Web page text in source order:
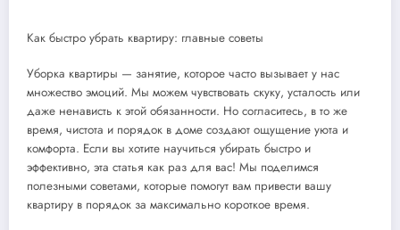
Как быстро убрать квартиру: главные советы
Уборка квартиры — занятие, которое часто вызывает у нас
множество эмоций. Мы можем чувствовать скуку, усталость или
даже ненависть к этой обязанности. Но согласитесь, в то же
время, чистота и порядок в доме создают ощущение уюта и
комфорта. Если вы хотите научиться убирать быстро и
эффективно, эта статья как раз для вас! Мы поделимся
полезными советами, которые помогут вам привести вашу
квартиру в порядок за максимально короткое время.